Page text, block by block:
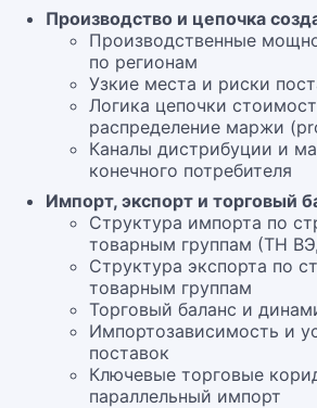
Производство и цепочка
Производственные
по регионам
Узкие места и риски
Логика цепочки
распределение маржи
Каналы дистрибуции и
конечного потребителя
Импорт, экспорт и торговый
Структура импорта по
товарным группам (ТН
Структура экспорта по
товарным группам
Торговый баланс и
Импортозависимость и
поставок
Ключевые торговые
параллельный импорт